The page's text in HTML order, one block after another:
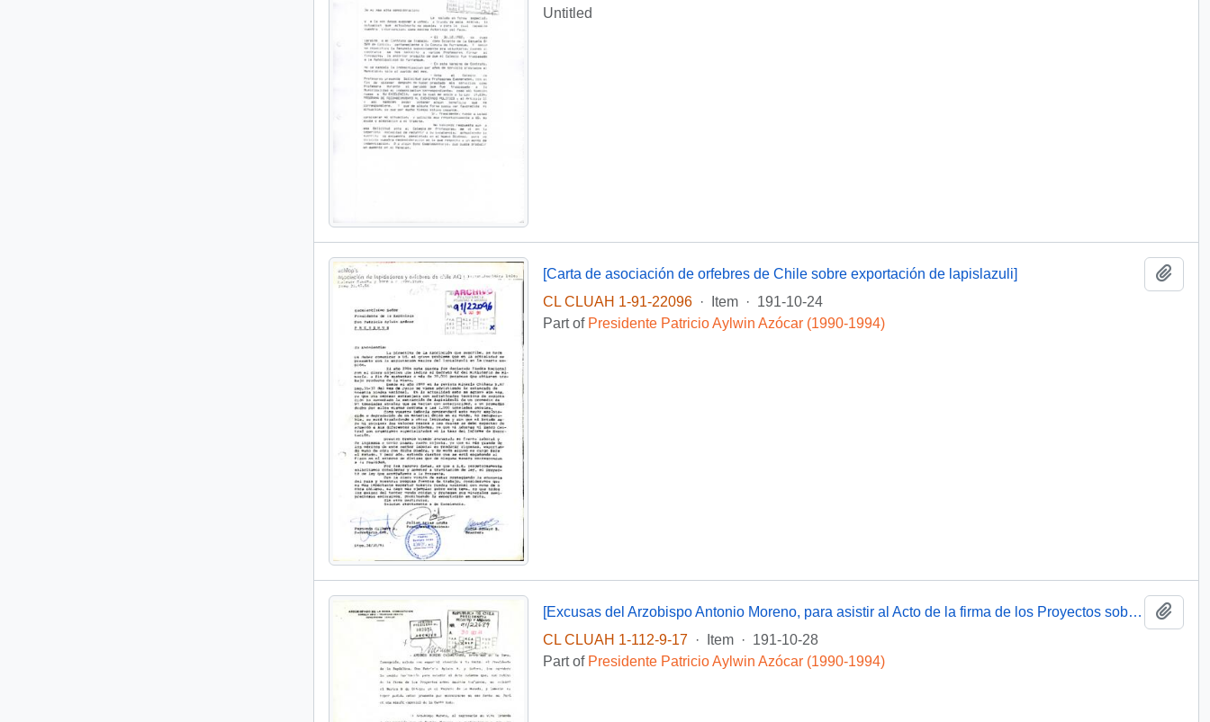
Untitled
[Carta de asociación de orfebres de Chile sobre exportación de lapislazuli]
CL CLUAH 1-91-22096
· Item · 191-10-24
Part of Presidente Patricio Aylwin Azócar (1990-1994)
[Excusas del Arzobispo Antonio Moreno, para asistir al Acto de la firma de los Proyectos sobre Asuntos Indígenas]
CL CLUAH 1-112-9-17
· Item · 191-10-28
Part of Presidente Patricio Aylwin Azócar (1990-1994)